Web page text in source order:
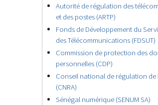
Autorité de régulation des
et des postes (ARTP)
Fonds de Développement du
des Télécommunications (FDSUT)
Commission de protection des
personnelles (CDP)
Conseil national de régulation de
(CNRA)
Sénégal numérique (SENUM SA)